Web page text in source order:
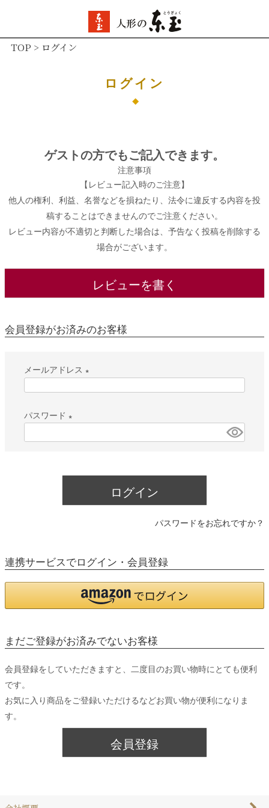
TOP ログイン
ログイン
ゲストの方でもご記入できます。
注意事項
【レビュー記入時のご注意】
他人の権利、利益、名誉などを損ねたり、法令に違反する内容を投
稿することはできませんのでご注意ください。
レビュー内容が不適切と判断した場合は、予告なく投稿を削除する
場合がございます。
レビューを書く
会員登録がお済みのお客様
メールアドレス
(
須
パスワード
ログイン
パスワードをお忘れですか？
連携サービスでログイン・会員登録
まだご登録がお済みでないお客様
会員登録をしていただきますと、二度目のお買い物時にとても便利
です。
お気に入り商品をご登録いただけるなどお買い物が便利になりま
す。
会員登録